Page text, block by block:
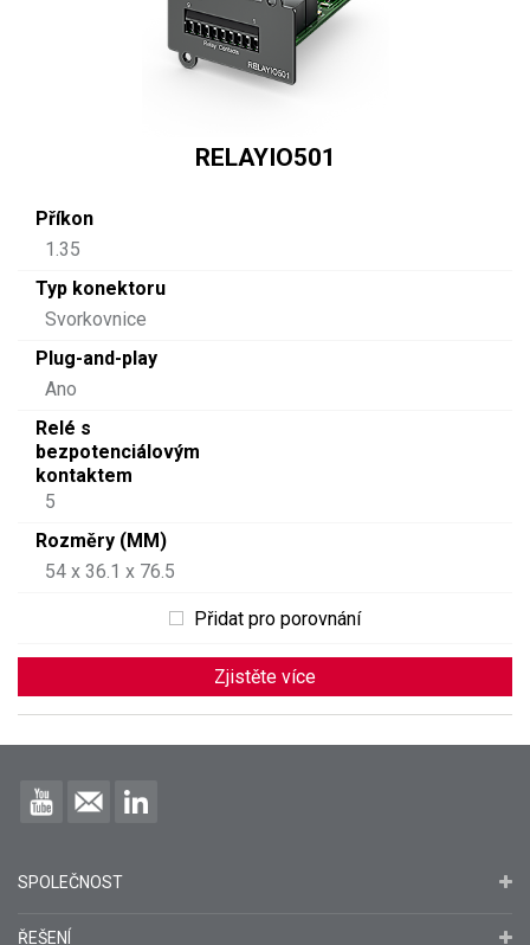
RELAYIO501
Příkon
1.35
Typ konektoru
Svorkovnice
Plug-and-play
Ano
Relé s
bezpotenciálovým
kontaktem
5
Rozměry (MM)
54 x 36.1 x 76.5
Přidat pro porovnání
Zjistěte více
SPOLEČNOST
ŘEŠENÍ